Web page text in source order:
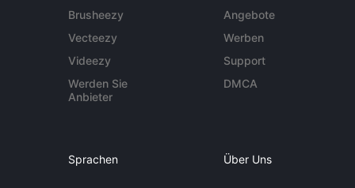
Brusheezy
Vecteezy
Videezy
Werden Sie
Anbieter
Angebote
Werben
Support
DMCA
Sprachen Über Uns